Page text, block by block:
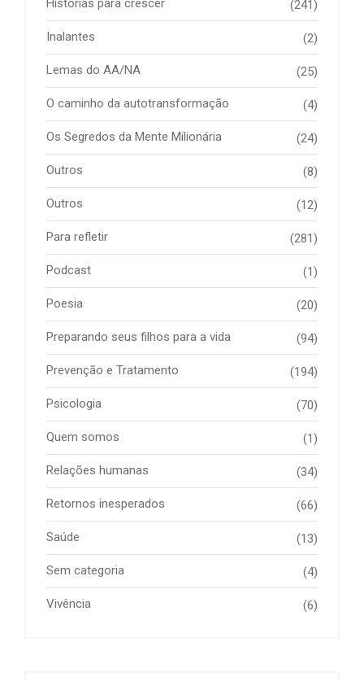
Histórias para crescer (241)
Inalantes (2)
Lemas do AA/NA (25)
O caminho da autotransformação (4)
Os Segredos da Mente Milionária (24)
Outros (8)
Outros (12)
Para refletir (281)
Podcast (1)
Poesia (20)
Preparando seus filhos para a vida (94)
Prevenção e Tratamento (194)
Psicologia (70)
Quem somos (1)
Relações humanas (34)
Retornos inesperados (66)
Saúde (13)
Sem categoria (4)
Vivência (6)